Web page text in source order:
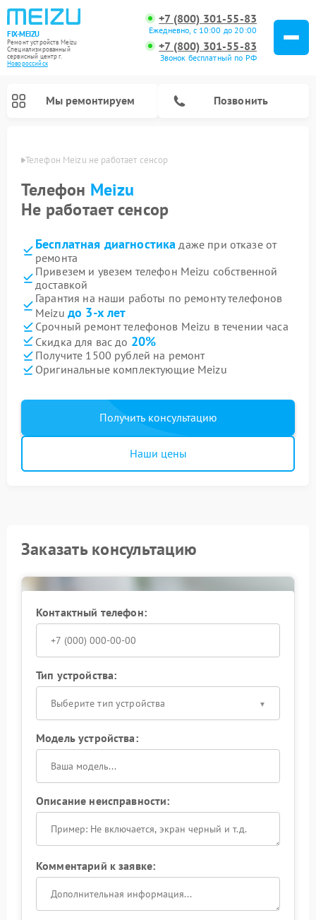
FIX-MEIZU
Ремонт устройств Meizu
Специализированный
cервисный центр г.
Новороссийск
+7 (800) 301-55-83
Ежедневно, с 10:00 до 20:00
+7 (800) 301-55-83
Звонок бесплатный по РФ
Мы ремонтируем Позвонить
Телефон Meizu не работает сенсор
Телефон Meizu
Не работает сенсор
Бесплатная диагностика даже при отказе от
ремонта
Привезем и увезем телефон Meizu собственной
доставкой
Гарантия на наши работы по ремонту телефонов
Meizu до 3-х лет
Срочный ремонт телефонов Meizu в течении часа
Скидка для вас до 20%
Получите 1500 рублей на ремонт
Оригинальные комплектующие Meizu
Получить консультацию
Наши цены
Заказать консультацию
Контактный телефон:
Тип устройства:
Выберите тип устройства
Модель устройства:
Описание неисправности:
Комментарий к заявке: